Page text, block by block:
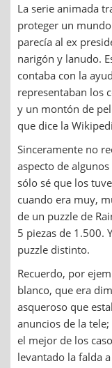
La serie animada
proteger un
parecía al ex
narigón y lanudo.
contaba con la
representaban los
y un montón de
que dice la
Sinceramente no
aspecto de
sólo sé que los
cuando era muy,
de un puzzle de
5 piezas de 1.500.
puzzle distinto.
Recuerdo, por
blanco, que era
asqueroso que
anuncios de la
el mejor de los
levantado la falda